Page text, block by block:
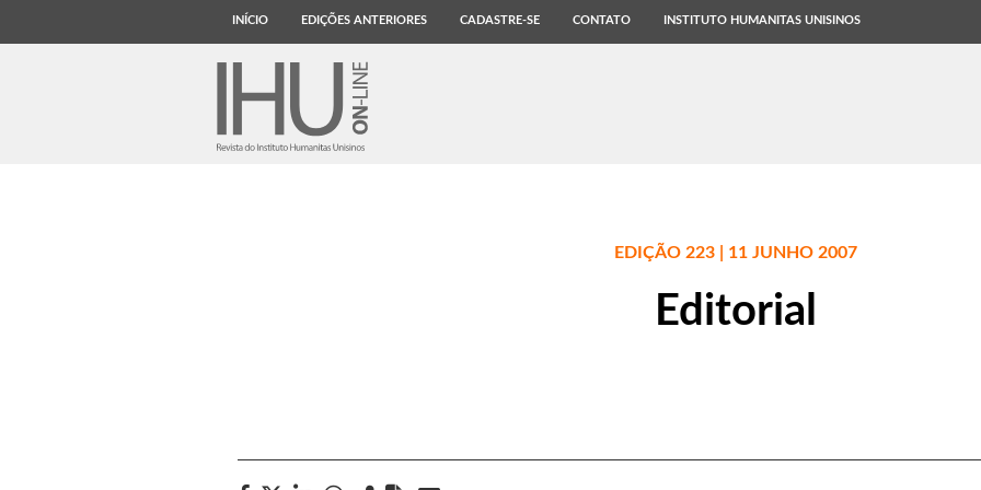
INÍCIO EDIÇÕES ANTERIORES CADASTRE-SE CONTATO INSTITUTO HUMANITAS UNISINOS
EDIÇÃO 223 | 11 JUNHO 2007
Editorial